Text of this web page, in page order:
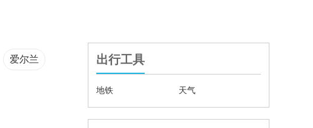
爱尔兰 出行工具
地铁 天气